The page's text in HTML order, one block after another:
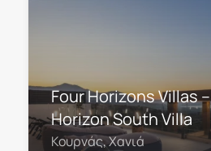
Four Horizons Villas –
Horizon South Villa
Κουρνάς, Χανιά